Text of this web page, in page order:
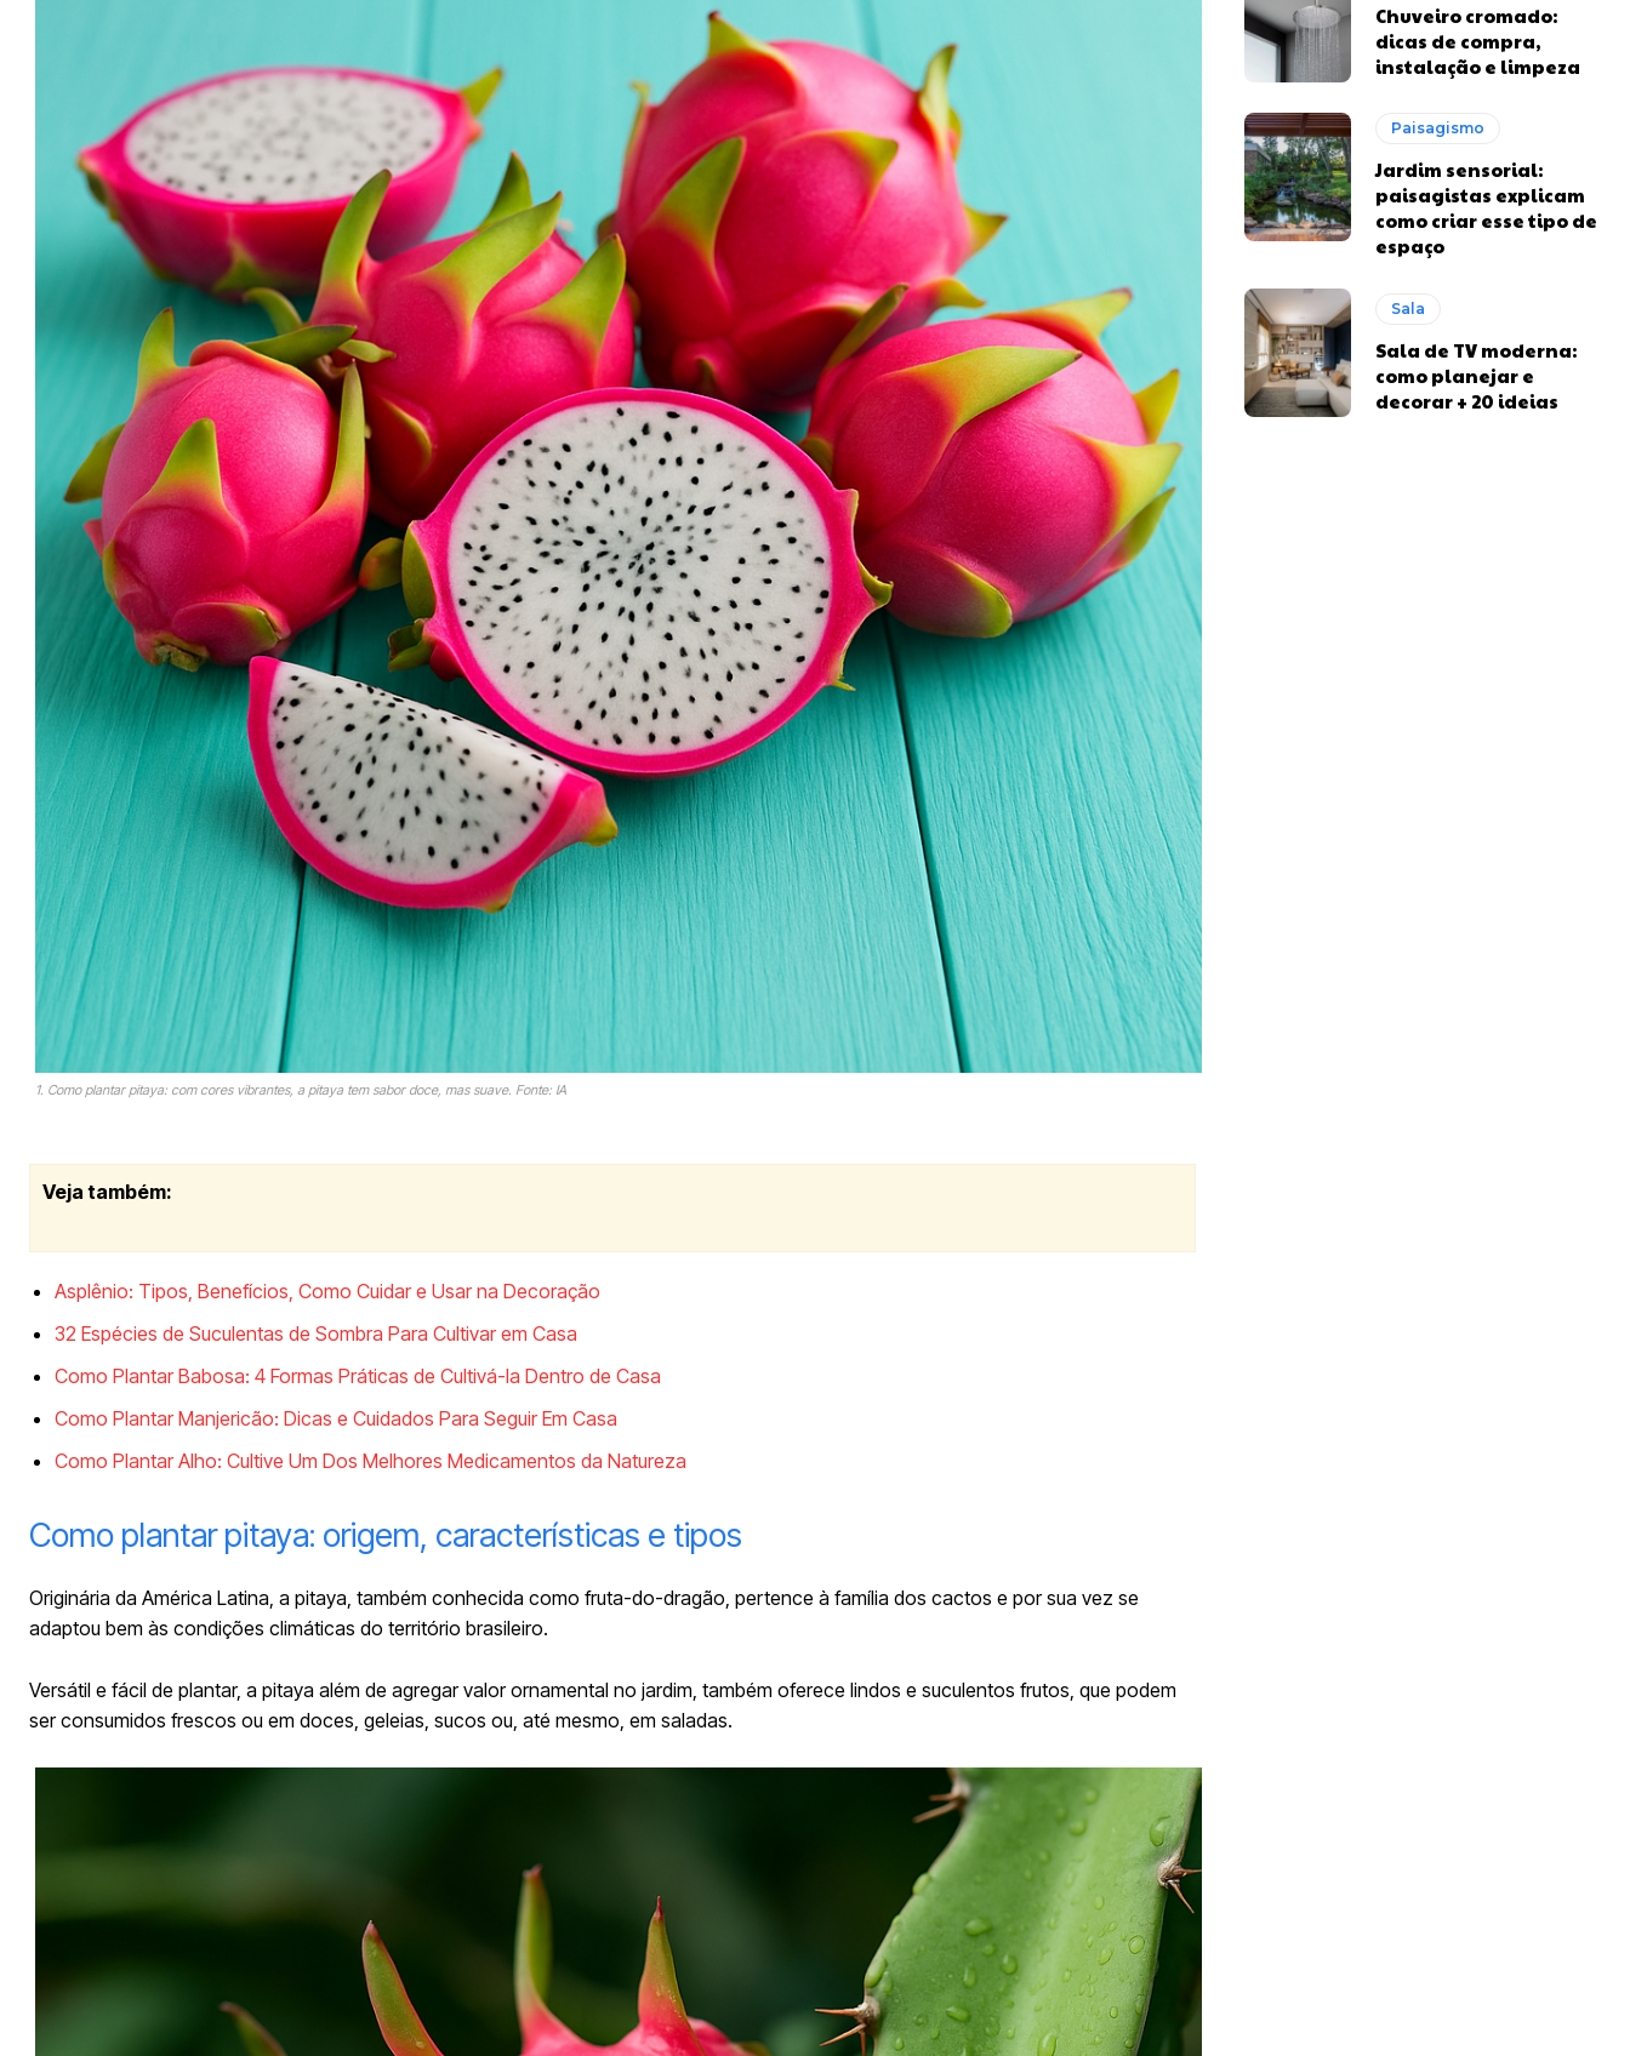
1. Como plantar pitaya: com cores vibrantes, a pitaya tem sabor doce, mas suave. Fonte: IA
Veja também:
Asplênio: Tipos, Benefícios, Como Cuidar e Usar na Decoração
32 Espécies de Suculentas de Sombra Para Cultivar em Casa
Como Plantar Babosa: 4 Formas Práticas de Cultivá-la Dentro de Casa
Como Plantar Manjericão: Dicas e Cuidados Para Seguir Em Casa
Como Plantar Alho: Cultive Um Dos Melhores Medicamentos da Natureza
Como plantar pitaya: origem, características e tipos
Originária da América Latina, a pitaya, também conhecida como fruta-do-dragão, pertence à família dos cactos e por sua vez se
adaptou bem às condições climáticas do território brasileiro.
Versátil e fácil de plantar, a pitaya além de agregar valor ornamental no jardim, também oferece lindos e suculentos frutos, que podem
ser consumidos frescos ou em doces, geleias, sucos ou, até mesmo, em saladas.
Chuveiro cromado:
dicas de compra,
instalação e limpeza
Paisagismo
Jardim sensorial:
paisagistas explicam
como criar esse tipo de
espaço
Sala
Sala de TV moderna:
como planejar e
decorar + 20 ideias